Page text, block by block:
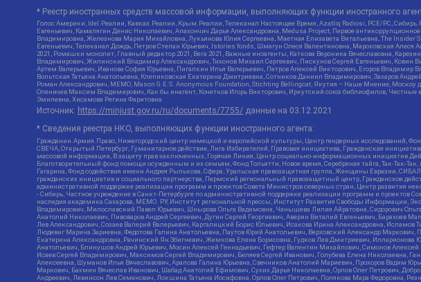
* Реестр иностранных средств массовой информации, выполняющих функции иностранного
Голос Америки, Idel.Реалии, Кавказ.Реалии, Крым.Реалии, Телеканал Настоящее Время, Azatliq Radiosi, PCE/PC,
Евгеньевич, Камалягин Денис Николаевич, Апахончич Дарья Александровна, Medusa Project, Первое
Владимировна, Железнова Мария Михайловна, Лукьянова Юлия Сергеевна, Маетная Елизавета Витальевна, The
Евгеньевич, Телеканал Дождь, Петров Степан Юрьевич, Istories fonds, Шмагун Олеся Валентиновна, Мароховская
2021, Ромашки монолит, Главный редактор 2021, Вега 2021, Важные иноагенты, Каткова Вероника Вячеславовна,
Владимирович, Жилинский Владимир Александрович, Тихонов Михаил Сергеевич, Пискунов Сергей Евгеньевич,
Артем Валерьевич, Иванова София Юрьевна, Пигалкин Илья Валерьевич, Петров Алексей Викторович, Егоров
Вольтская Татьяна Анатольевна, Клепиковская Екатерина Дмитриевна, Сотников Даниил Владимирович, Захаров
Роман Александрович, МЕМО, Mason G.E.S. Anonymous Foundation, Stichting Bellingcat, Якутия – Наше Мнение, Москоу
Оленичев Максим Владимирович, Как бы инагент, Кочетков Игорь Викторович, Иркутский союз библиофилов, Честные
Эмилевна, Хисамова Регина Фаритовна
Источник: https://minjust.gov.ru/ru/documents/7755/ данные на 03.12.2021
* Сведения реестра НКО, выполняющих функции иностранного агента:
Гражданин.Армия.Право, Нижегородский центр немецкой и европейской культуры, Центр гендерных исследований,
СВЕЧА, Открытый Петербург, Гуманитарное действие, Лига Избирателей, Правовая инициатива, Гражданская
массовой информации, В защиту прав заключенных, Горячая Линия, Центр социально-информационных инициатив
Благотворительный фонд помощи осужденным и их семьям, Фонд Тольятти, Новое время, Серебряная тайга, Так-Так-
Гагарина, Фонд содействия имени Андрея Рылькова, Сфера, Уральская правозащитная группа, Женщины Евразии,
гражданских инициатив и социального партнерства, Пермский региональный правозащитный центр, Гражданское
административной поддержке реализации программ и проектов Совета Министров северных стран, Центр развития
- Сибирь, Частное учреждение в Санкт-Петербурге по административной поддержке реализации программ и
наследия академика Сахарова, МЕМО. РУ, Институт региональной прессы, Институт Развития Свободы Информации,
Владимирович, Милославский Павел Юрьевич, Шнырова Ольга Вадимовна, Чанышева Лилия Айратовна, Сидорович
Анатолий Николаевич, Пивоваров Андрей Сергеевич, Дугин Сергей Георгиевич, Аверин Виталий Евгеньевич,
Лев Александрович, Созаев Валерий Валерьевич, Каргалицкий Борис Юльевич, Исакова Ирина Александровна,
Людевиг Марина Зариевна, Федотова Галина Анатольевна, Паутов Юрий Анатольевич, Верховский Александр
Екатерина Александровна, Рачинский Ян Збигневич, Жемкова Елена Борисовна, Гудков Лев Дмитриевич,
Анатольевич, Блинушов Андрей Юрьевич, Мосин Алексей Геннадьевич, Гефтер Валентин Михайлович, Симонов
Исаев Сергей Владимирович, Максимов Сергей Владимирович, Беляев Сергей Иванович, Голубева Елена
Алексеевна, Шуманов Илья Вячеславович, Арапова Галина Юрьевна, Свечников Анатолий Мариевич, Прохоров Вадим
Маркович, Бахмин Вячеслав Иванович, Шабад Анатолий Ефимович, Сухих Дарья Николаевна, Орлов Олег Петрович,
Андреевич, Левинсон Лев Семенович, Локшина Татьяна Иосифовна, Орлов Олег Петрович, Полякова Мара Федоровна,